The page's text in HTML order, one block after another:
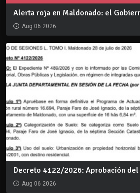
Alerta roja en Maldonado: el
Aug 06 2026
Decreto 4122/2026: Aprobación del
Aug 06 2026